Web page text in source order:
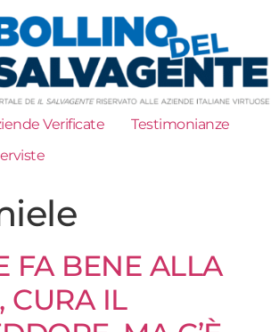
Verificate
Testimonianze
FA BENE ALLA
CURA IL